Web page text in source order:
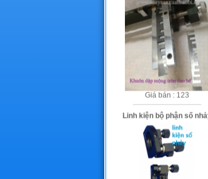
Giá bán : 123
Linh kiện bộ phận số nhảy